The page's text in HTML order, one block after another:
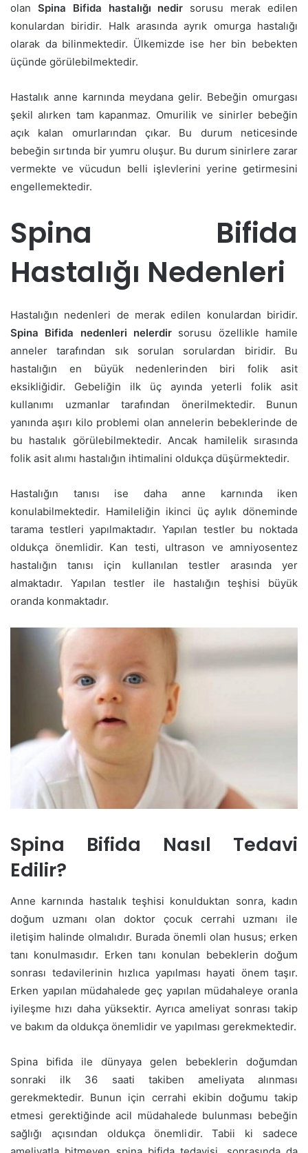
olan Spina Bifida hastalığı nedir sorusu merak edilen
konulardan biridir. Halk arasında ayrık omurga hastalığı
olarak da bilinmektedir. Ülkemizde ise her bin bebekten
üçünde görülebilmektedir.
Hastalık anne karnında meydana gelir. Bebeğin omurgası
şekil alırken tam kapanmaz. Omurilik ve sinirler bebeğin
açık kalan omurlarından çıkar. Bu durum neticesinde
bebeğin sırtında bir yumru oluşur. Bu durum sinirlere zarar
vermekte ve vücudun belli işlevlerini yerine getirmesini
engellemektedir.
Spina Bifida
Hastalığı Nedenleri
Hastalığın nedenleri de merak edilen konulardan biridir.
Spina Bifida nedenleri nelerdir sorusu özellikle hamile
anneler tarafından sık sorulan sorulardan biridir. Bu
hastalığın en büyük nedenlerinden biri folik asit
eksikliğidir. Gebeliğin ilk üç ayında yeterli folik asit
kullanımı uzmanlar tarafından önerilmektedir. Bunun
yanında aşırı kilo problemi olan annelerin bebeklerinde de
bu hastalık görülebilmektedir. Ancak hamilelik sırasında
folik asit alımı hastalığın ihtimalini oldukça düşürmektedir.
Hastalığın tanısı ise daha anne karnında iken
konulabilmektedir. Hamileliğin ikinci üç aylık döneminde
tarama testleri yapılmaktadır. Yapılan testler bu noktada
oldukça önemlidir. Kan testi, ultrason ve amniyosentez
hastalığın tanısı için kullanılan testler arasında yer
almaktadır. Yapılan testler ile hastalığın teşhisi büyük
oranda konmaktadır.
Spina Bifida Nasıl Tedavi
Edilir?
Anne karnında hastalık teşhisi konulduktan sonra, kadın
doğum uzmanı olan doktor çocuk cerrahi uzmanı ile
iletişim halinde olmalıdır. Burada önemli olan husus; erken
tanı konulmasıdır. Erken tanı konulan bebeklerin doğum
sonrası tedavilerinin hızlıca yapılması hayati önem taşır.
Erken yapılan müdahalede geç yapılan müdahaleye oranla
iyileşme hızı daha yüksektir. Ayrıca ameliyat sonrası takip
ve bakım da oldukça önemlidir ve yapılması gerekmektedir.
Spina bifida ile dünyaya gelen bebeklerin doğumdan
sonraki ilk 36 saati takiben ameliyata alınması
gerekmektedir. Bunun için cerrahi ekibin doğumu takip
etmesi gerektiğinde acil müdahalede bulunması bebeğin
sağlığı açısından oldukça önemlidir. Tabii ki sadece